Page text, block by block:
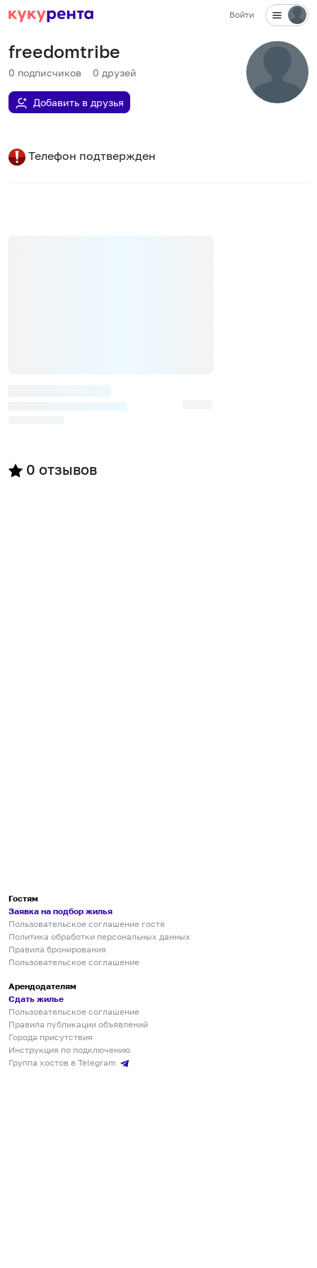
Войти
freedomtribe
0 подписчиков 0 друзей
Добавить в друзья
Телефон подтвержден
0 отзывов
Гостям
Заявка на подбор жилья
Пользовательское соглашение гостя
Политика обработки персональных данных
Правила бронирования
Пользовательское соглашение
Арендодателям
Сдать жилье
Пользовательское соглашение
Правила публикации объявлений
Города присутствия
Инструкция по подключению
Группа хостов в Telegram